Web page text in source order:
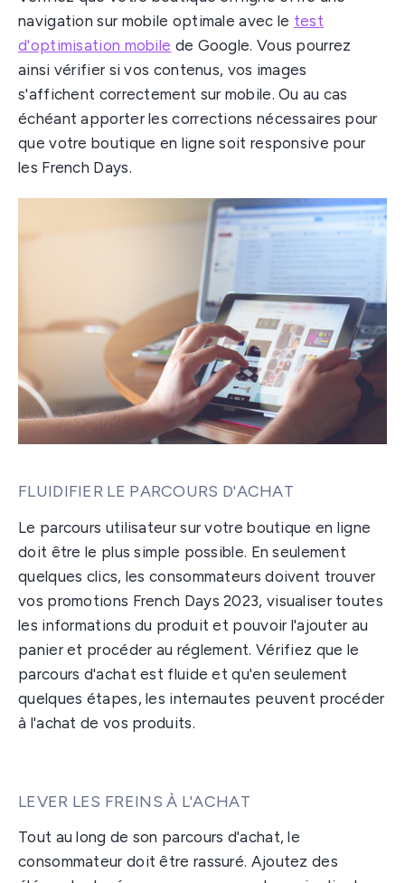
navigation sur mobile optimale avec le test
d'optimisation mobile de Google. Vous pourrez
ainsi vérifier si vos contenus, vos images
s'affichent correctement sur mobile. Ou au cas
échéant apporter les corrections nécessaires pour
que votre boutique en ligne soit responsive pour
les French Days.
FLUIDIFIER LE PARCOURS D'ACHAT
Le parcours utilisateur sur votre boutique en ligne
doit être le plus simple possible. En seulement
quelques clics, les consommateurs doivent trouver
vos promotions French Days 2023, visualiser toutes
les informations du produit et pouvoir l'ajouter au
panier et procéder au réglement. Vérifiez que le
parcours d'achat est fluide et qu'en seulement
quelques étapes, les internautes peuvent procéder
à l'achat de vos produits.
LEVER LES FREINS À L'ACHAT
Tout au long de son parcours d'achat, le
consommateur doit être rassuré. Ajoutez des